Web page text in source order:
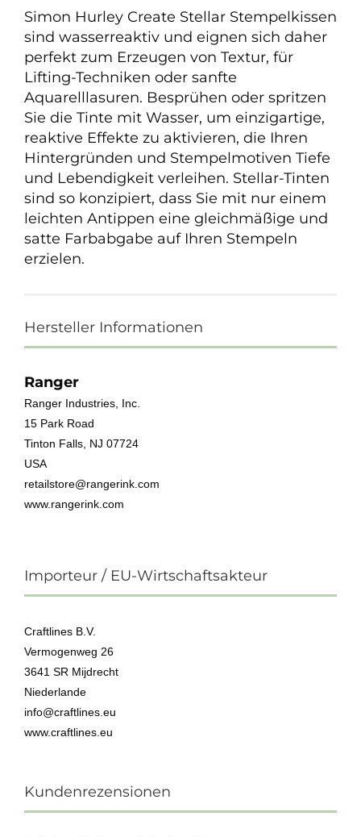
Simon Hurley Create Stellar Stempelkissen
sind wasserreaktiv und eignen sich daher
perfekt zum Erzeugen von Textur, für
Lifting-Techniken oder sanfte
Aquarelllasuren. Besprühen oder spritzen
Sie die Tinte mit Wasser, um einzigartige,
reaktive Effekte zu aktivieren, die Ihren
Hintergründen und Stempelmotiven Tiefe
und Lebendigkeit verleihen. Stellar-Tinten
sind so konzipiert, dass Sie mit nur einem
leichten Antippen eine gleichmäßige und
satte Farbabgabe auf Ihren Stempeln
erzielen.
Hersteller Informationen
Ranger
Ranger Industries, Inc.
15 Park Road
Tinton Falls, NJ 07724
USA
retailstore@rangerink.com
www.rangerink.com
Importeur / EU-Wirtschaftsakteur
Craftlines B.V.
Vermogenweg 26
3641 SR Mijdrecht
Niederlande
info@craftlines.eu
www.craftlines.eu
Kundenrezensionen